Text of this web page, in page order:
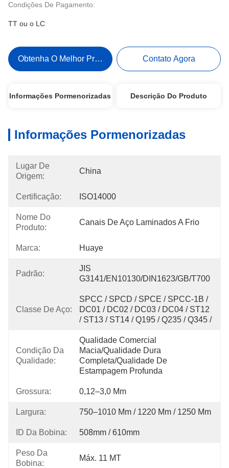
Condições De Pagamento:
TT ou o LC
Obtenha O Melhor Preço Contato Agora
Informações Pormenorizadas Descrição Do Produto
Informações Pormenorizadas
Lugar De
Origem:
China
Certificação: ISO14000
Nome Do
Produto:
Canais De Aço Laminados A Frio
Marca: Huaye
Padrão:
JIS
G3141/EN10130/DIN1623/GB/T700
Classe De Aço:
SPCC / SPCD / SPCE / SPCC-1B /
DC01 / DC02 / DC03 / DC04 / ST12
/ ST13 / ST14 / Q195 / Q235 / Q345 /
Condição Da
Qualidade:
Qualidade Comercial
Macia/qualidade Dura
Completa/qualidade De
Estampagem Profunda
Grossura: 0,12–3,0 Mm
Largura: 750–1010 Mm / 1220 Mm / 1250 Mm
ID Da Bobina: 508mm / 610mm
Peso Da
Bobina:
Máx. 11 MT